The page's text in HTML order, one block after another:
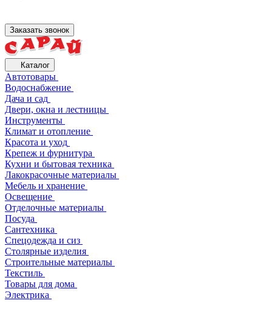
Заказать звонок
Каталог
Автотовары
Водоснабжение
Дача и сад
Двери, окна и лестницы
Инструменты
Климат и отопление
Красота и уход
Крепеж и фурнитура
Кухни и бытовая техника
Лакокрасочные материалы
Мебель и хранение
Освещение
Отделочные материалы
Посуда
Сантехника
Спецодежда и сиз
Столярные изделия
Строительные материалы
Текстиль
Товары для дома
Электрика